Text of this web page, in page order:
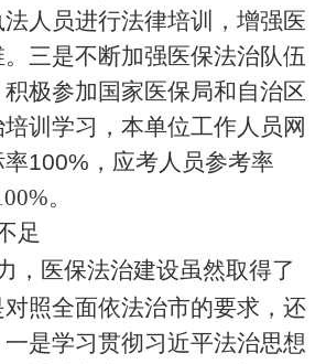
人员进行法律培训，增强医
三是不断加强医保法治队伍
极参加国家医保局和自治区
训学习，本单位工作人员网
100% ，应考人员参考率
。
足
，医保法治建设虽然取得了
照全面依法治市的要求，还
是学习贯彻习近平法治思想